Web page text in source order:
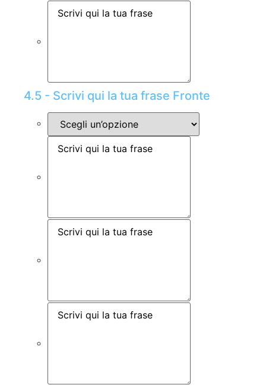
4.5 - Scrivi qui la tua frase Fronte